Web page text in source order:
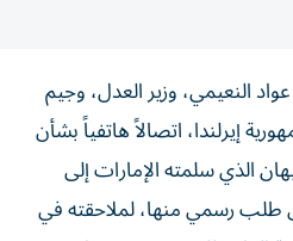
النعيمي، وزير العدل، وجيم
إيرلندا، اتصالاً هاتفياً بشأن
الذي سلمته الإمارات إلى
طلب رسمي منها، لملاحقته في